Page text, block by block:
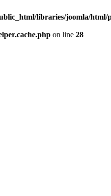
libraries/joomla/html/
on line 28